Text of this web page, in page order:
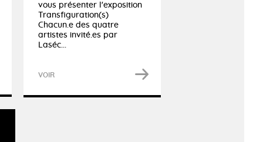
vous présenter l'exposition
Transfiguration(s)
Chacun.e des quatre
artistes invité.es par
Laséc...
VOIR